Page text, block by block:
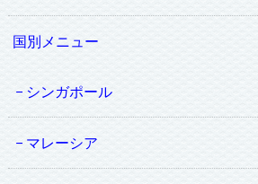
国別メニュー
シンガポール
マレーシア